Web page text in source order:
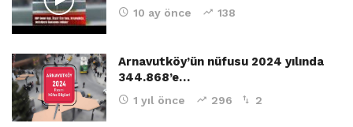
10 ay önce 138
Arnavutköy’ün nüfusu 2024 yılında
344.868’e…
1 yıl önce 296 2